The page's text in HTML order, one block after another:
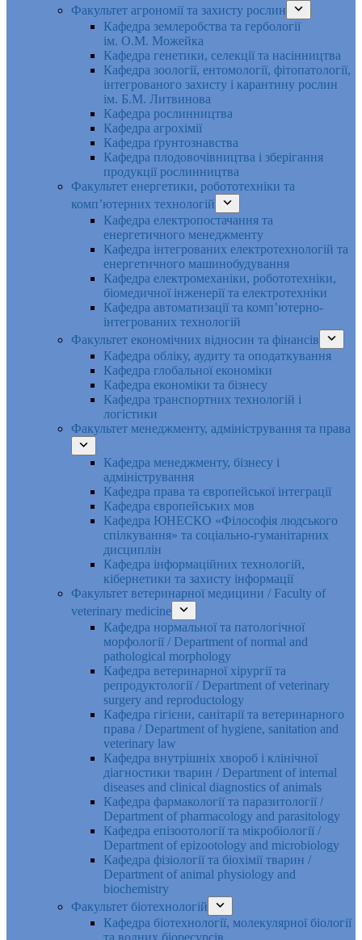
Факультет агрономії та захисту рослин
Кафедра землеробства та гербології
ім. О.М. Можейка
Кафедра генетики, селекції та насінництва
Кафедра зоології, ентомології, фітопатології,
інтегрованого захисту і карантину рослин
ім. Б.М. Литвинова
Кафедра рослинництва
Кафедра агрохімії
Кафедра ґрунтознавства
Кафедра плодовочівництва і зберігання
продукції рослинництва
Факультет енергетики, робототехніки та
комп’ютерних технологій
Кафедра електропостачання та
енергетичного менеджменту
Кафедра інтегрованих електротехнологій та
енергетичного машинобудування
Кафедра електромеханіки, робототехніки,
біомедичної інженерії та електротехніки
Кафедра автоматизації та комп’ютерно-
інтегрованих технологій
Факультет економічних відносин та фінансів
Кафедра обліку, аудиту та оподаткування
Кафедра глобальної економіки
Кафедра економіки та бізнесу
Кафедра транспортних технологій і
логістики
Факультет менеджменту, адміністрування та права
Кафедра менеджменту, бізнесу і
адміністрування
Кафедра права та європейської інтеграції
Кафедра європейських мов
Кафедра ЮНЕСКО «Філософія людського
спілкування» та соціально-гуманітарних
дисциплін
Кафедра інформаційних технологій,
кібернетики та захисту інформації
Факультет ветеринарної медицини / Faculty of
veterinary medicine
Кафедра нормальної та патологічної
морфології / Department of normal and
pathological morphology
Кафедра ветеринарної хірургії та
репродуктології / Department of veterinary
surgery and reproductology
Кафедра гігієни, санітарії та ветеринарного
права / Department of hygiene, sanitation and
veterinary law
Кафедра внутрішніх хвороб і клінічної
діагностики тварин / Department of internal
diseases and clinical diagnostics of animals
Кафедра фармакології та паразитології /
Department of pharmacology and parasitology
Кафедра епізоотології та мікробіології /
Department of epizootology and microbiology
Кафедра фізіології та біохімії тварин /
Department of animal physiology and
biochemistry
Факультет біотехнологій
Кафедра біотехнології, молекулярної біології
та водних біоресурсів